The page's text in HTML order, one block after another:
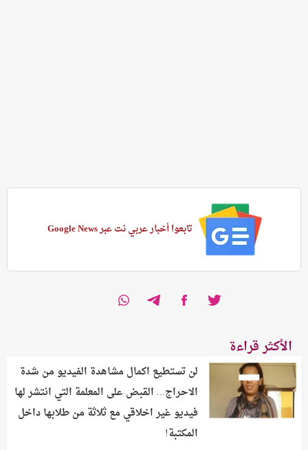
تابعوا أخبار عربي نت عبر Google News
الأكثر قراءة
لن تستطيع اكمال مشاهدة الفيديو من شدة
الاحراج... القبض على المعلمة التي انتشر لها
فيديو غير اخلاقي مع ثلاثة من طلابها داخل
المكتبة!